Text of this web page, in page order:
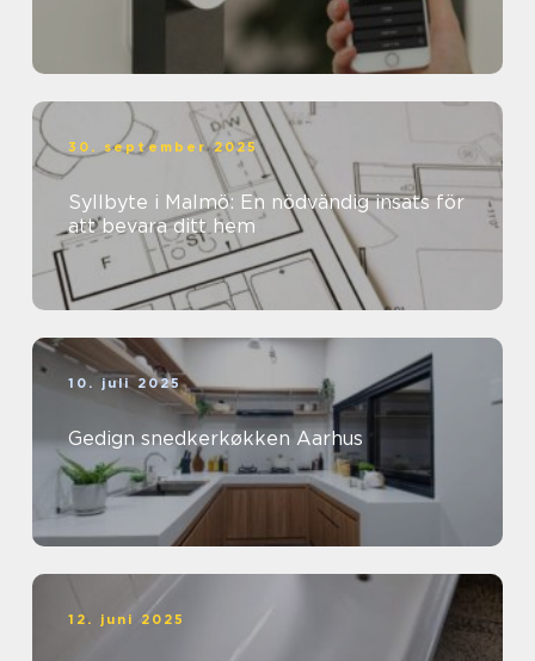
30. september 2025
Syllbyte i Malmö: En nödvändig insats för
att bevara ditt hem
10. juli 2025
Gedign snedkerkøkken Aarhus
12. juni 2025